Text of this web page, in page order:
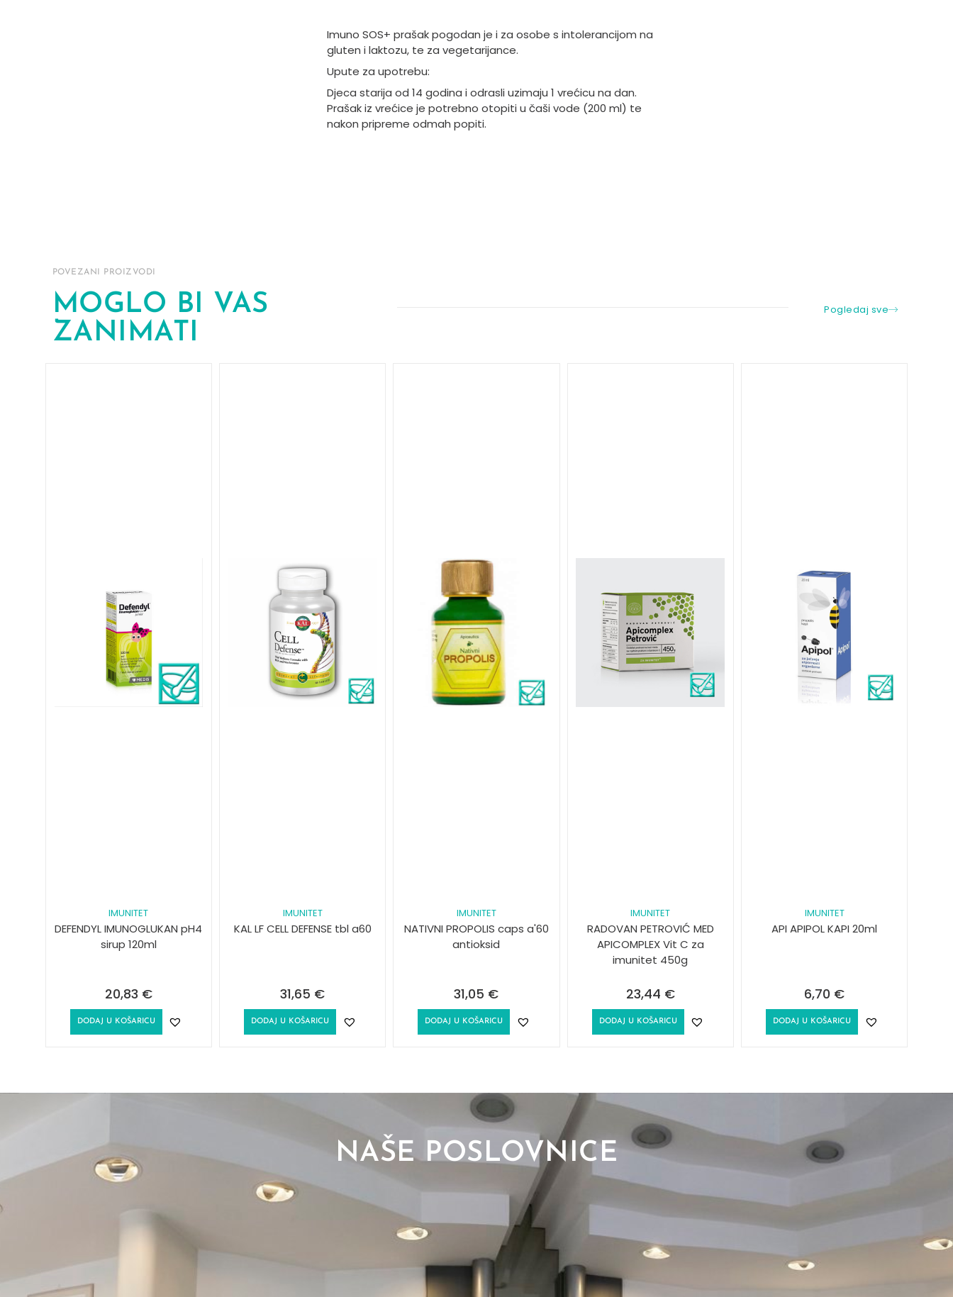
Imuno SOS+ prašak pogodan je i za osobe s intolerancijom na
gluten i laktozu, te za vegetarijance.
Upute za upotrebu:
Djeca starija od 14 godina i odrasli uzimaju 1 vrećicu na dan.
Prašak iz vrećice je potrebno otopiti u čaši vode (200 ml) te
nakon pripreme odmah popiti.
POVEZANI PROIZVODI
MOGLO BI VAS
ZANIMATI
Pogledaj sve
IMUNITET
DEFENDYL IMUNOGLUKAN pH4
sirup 120ml
20,83 €
DODAJ U KOŠARICU
IMUNITET
KAL LF CELL DEFENSE tbl a60
31,65 €
DODAJ U KOŠARICU
IMUNITET
NATIVNI PROPOLIS caps a'60
antioksid
31,05 €
DODAJ U KOŠARICU
IMUNITET
RADOVAN PETROVIĆ MED
APICOMPLEX Vit C za
imunitet 450g
23,44 €
DODAJ U KOŠARICU
IMUNITET
API APIPOL KAPI 20ml
6,70 €
DODAJ U KOŠARICU
NAŠE POSLOVNICE